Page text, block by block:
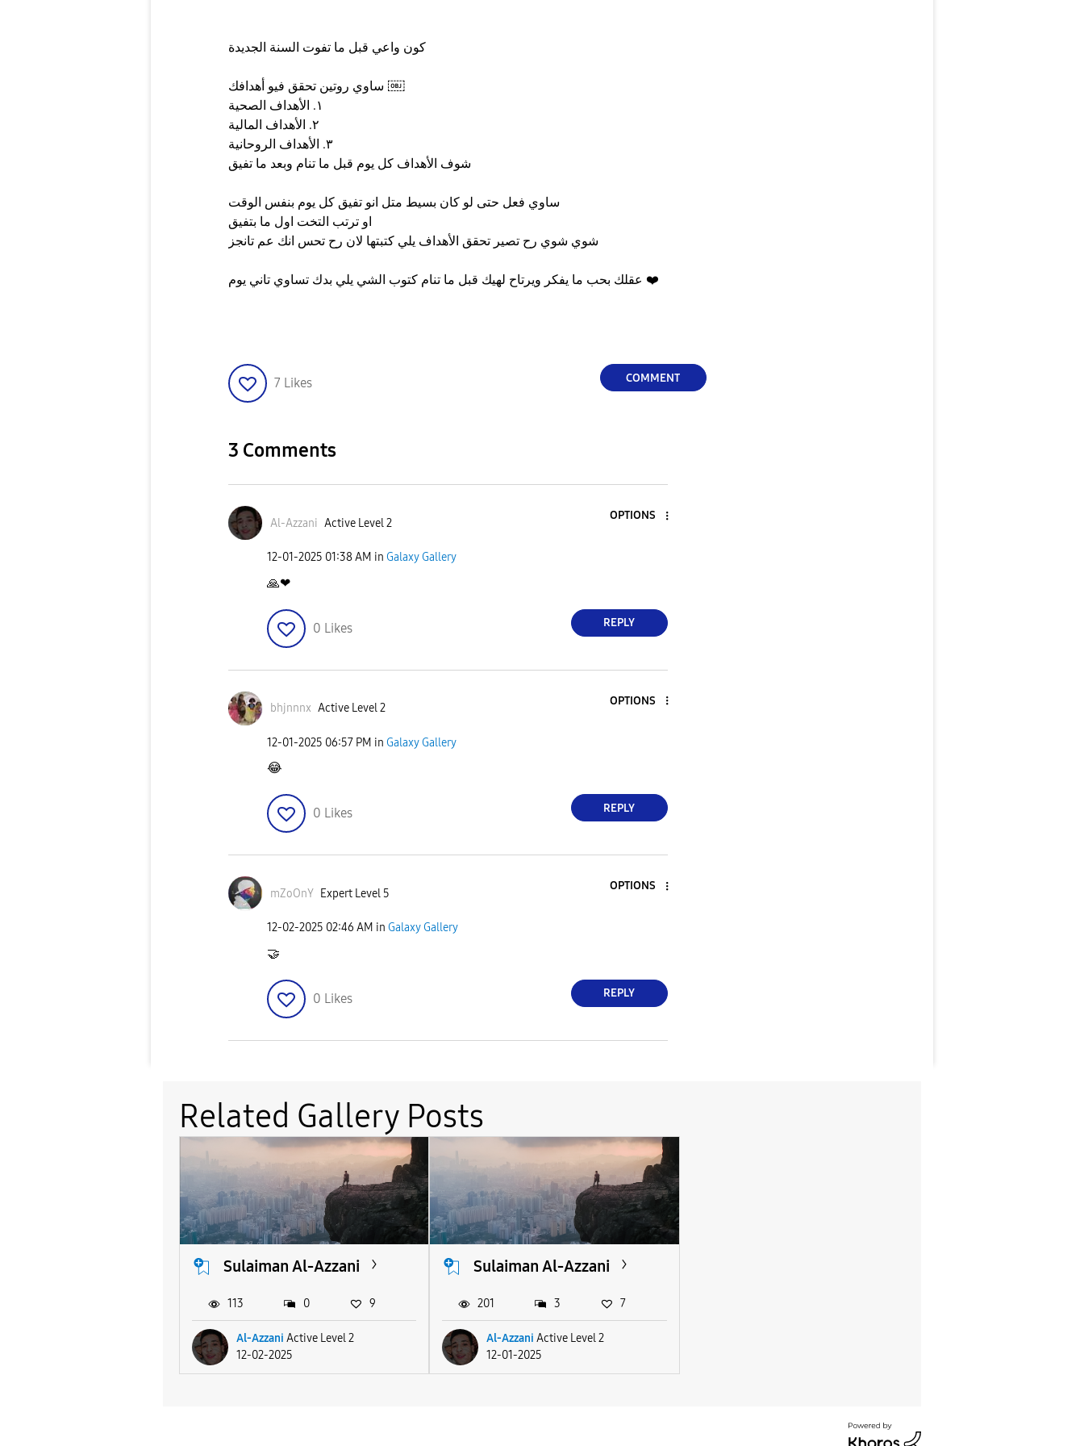
V
i
o
ساوي روتين تحقق فيو أهدافك ￼
١. الأهداف الصحية
٢. الأهداف المالية
ساوي فعل حتى لو كان بسيط متل انو تفيق كل يوم بنفس الوقت
شوي شوي رح تصير تحقق الأهداف يلي كتبتها لان رح تحس انك عم تانجز
❤️
7 Likes COMMENT
3 Comments
Al-Azzani Active Level 2
OPTIONS
‎12-01-2025 01:38 AM in Galaxy Gallery
🙏❤
0 Likes REPLY
bhjnnnx Active Level 2
OPTIONS
‎12-01-2025 06:57 PM in Galaxy Gallery
😂
0 Likes REPLY
mZoOnY Expert Level 5
OPTIONS
‎12-02-2025 02:46 AM in Galaxy Gallery
🤝
0 Likes REPLY
Related Gallery Posts
Sulaiman Al-Azzani
Al-Azzani Active Level 2
12-02-2025
113 0 9
Sulaiman Al-Azzani
Al-Azzani Active Level 2
12-01-2025
201 3 7